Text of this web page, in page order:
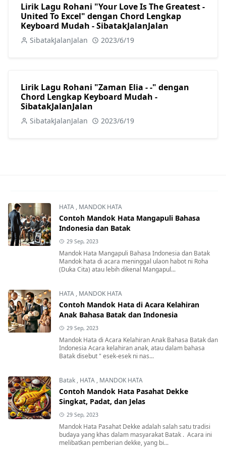
Lirik Lagu Rohani "Your Love Is The Greatest -
United To Excel" dengan Chord Lengkap
Keyboard Mudah - SibatakJalanJalan
SibatakJalanJalan 2023/6/19
Lirik Lagu Rohani "Zaman Elia - -" dengan
Chord Lengkap Keyboard Mudah -
SibatakJalanJalan
SibatakJalanJalan 2023/6/19
HATA , MANDOK HATA
Contoh Mandok Hata Mangapuli Bahasa
Indonesia dan Batak
29 Sep, 2023
Mandok Hata Mangapuli Bahasa Indonesia dan Batak
Mandok hata di acara meninggal ulaon habot ni Roha
(Duka Cita) atau lebih dikenal Mangapul...
HATA , MANDOK HATA
Contoh Mandok Hata di Acara Kelahiran
Anak Bahasa Batak dan Indonesia
29 Sep, 2023
Mandok Hata di Acara Kelahiran Anak Bahasa Batak dan
Indonesia Acara kelahiran anak, atau dalam bahasa
Batak disebut " esek-esek ni nas...
Batak , HATA , MANDOK HATA
Contoh Mandok Hata Pasahat Dekke
Singkat, Padat, dan Jelas
29 Sep, 2023
Mandok Hata Pasahat Dekke adalah salah satu tradisi
budaya yang khas dalam masyarakat Batak . Acara ini
melibatkan pemberian dekke, yang bi...